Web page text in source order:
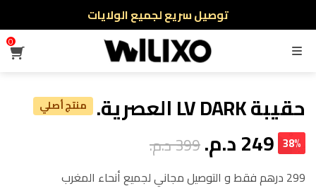
توصيل سريع لجميع الولايات
نفخر بأكثر من 5000 مشتري سعيد
أطلب الآن والدفع فقط عند استلام المنتج
القائمة
0
حقيبة LV DARK العصرية. منتج أصلي
249 د.م. 399 د.م. 38%
299 درهم فقط و التوصيل مجاني لجميع أنحاء المغرب